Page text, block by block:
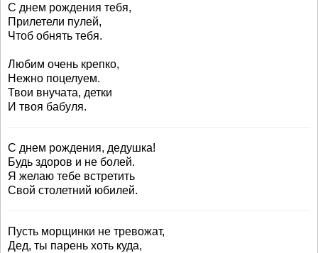
С днем рождения тебя,
Прилетели пулей,
Чтоб обнять тебя.
Любим очень крепко,
Нежно поцелуем.
Твои внучата, детки
И твоя бабуля.
С днем рождения, дедушка!
Будь здоров и не болей.
Я желаю тебе встретить
Свой столетний юбилей.
Пусть морщинки не тревожат,
Дед, ты парень хоть куда,